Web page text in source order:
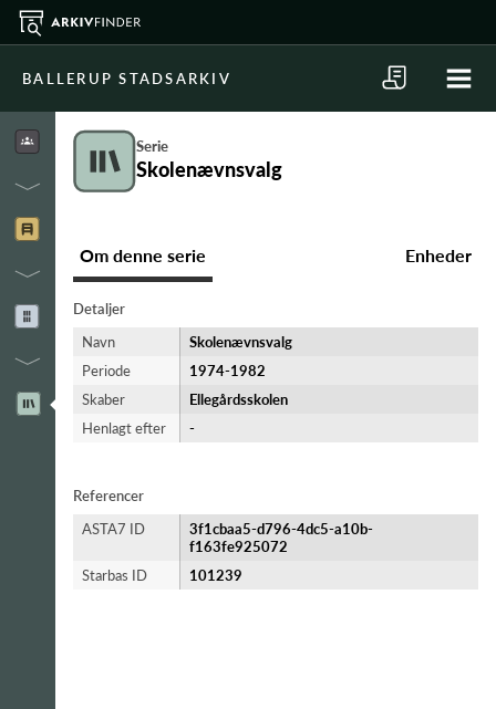
BALLERUP STADSARKIV
Serie
Skolenævnsvalg
Om denne serie Enheder
Detaljer
Navn
Skolenævnsvalg
Periode
1974-​1982
Skaber
Ellegårdsskolen
Henlagt efter
-
Referencer
ASTA7 ID
3f1cbaa5-d796-4dc5-a10b-
f163fe925072
Starbas ID
101239